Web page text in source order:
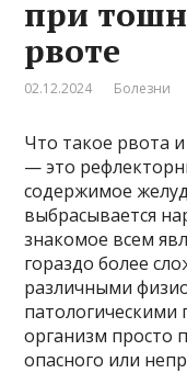
при
рвоте
02.12.2024 Болезни
Что такое рвота
— это
содержимое
выбрасывается
знакомое всем
гораздо более
различными
патологическими
организм просто
опасного или